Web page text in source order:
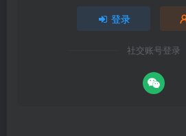
登录
社交账号登录